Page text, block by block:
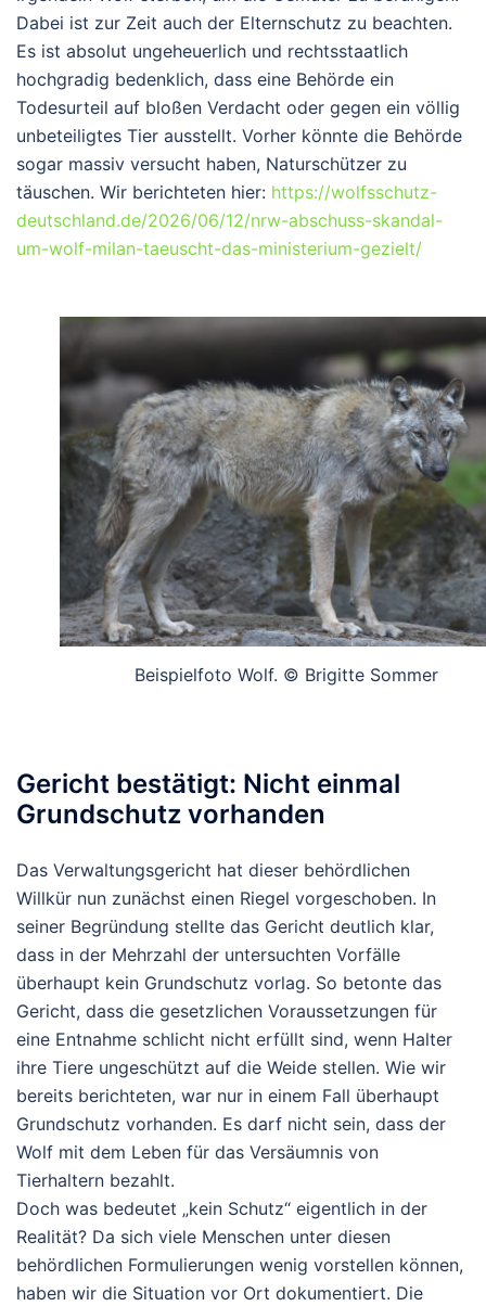
Dabei ist zur Zeit auch der Elternschutz zu beachten.
Es ist absolut ungeheuerlich und rechtsstaatlich
hochgradig bedenklich, dass eine Behörde ein
Todesurteil auf bloßen Verdacht oder gegen ein völlig
unbeteiligtes Tier ausstellt. Vorher könnte die Behörde
sogar massiv versucht haben, Naturschützer zu
täuschen. Wir berichteten hier: https://wolfsschutz-
deutschland.de/2026/06/12/nrw-abschuss-skandal-
um-wolf-milan-taeuscht-das-ministerium-gezielt/
Beispielfoto Wolf. © Brigitte Sommer
Gericht bestätigt: Nicht einmal
Grundschutz vorhanden
Das Verwaltungsgericht hat dieser behördlichen
Willkür nun zunächst einen Riegel vorgeschoben. In
seiner Begründung stellte das Gericht deutlich klar,
dass in der Mehrzahl der untersuchten Vorfälle
überhaupt kein Grundschutz vorlag. So betonte das
Gericht, dass die gesetzlichen Voraussetzungen für
eine Entnahme schlicht nicht erfüllt sind, wenn Halter
ihre Tiere ungeschützt auf die Weide stellen. Wie wir
bereits berichteten, war nur in einem Fall überhaupt
Grundschutz vorhanden. Es darf nicht sein, dass der
Wolf mit dem Leben für das Versäumnis von
Tierhaltern bezahlt.
Doch was bedeutet „kein Schutz“ eigentlich in der
Realität? Da sich viele Menschen unter diesen
behördlichen Formulierungen wenig vorstellen können,
haben wir die Situation vor Ort dokumentiert. Die